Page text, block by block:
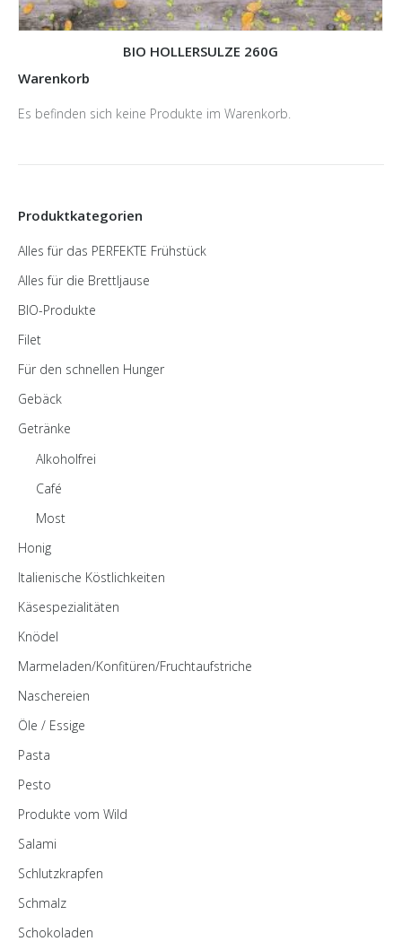
BIO HOLLERSULZE 260G
Warenkorb
Es befinden sich keine Produkte im Warenkorb.
Produktkategorien
Alles für das PERFEKTE Frühstück
Alles für die Brettljause
BIO-Produkte
Filet
Für den schnellen Hunger
Gebäck
Getränke
Alkoholfrei
Café
Most
Honig
Italienische Köstlichkeiten
Käsespezialitäten
Knödel
Marmeladen/Konfitüren/Fruchtaufstriche
Naschereien
Öle / Essige
Pasta
Pesto
Produkte vom Wild
Salami
Schlutzkrapfen
Schmalz
Schokoladen